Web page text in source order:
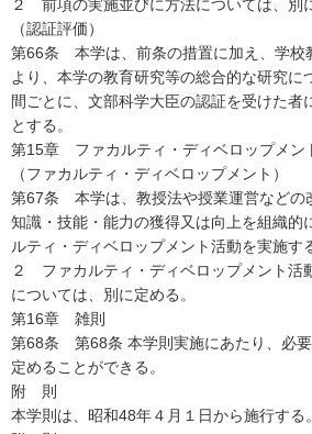
２ 前項の実施並びに方法については、別
（認証評価）
第66条 本学は、前条の措置に加え、学校
より、本学の教育研究等の総合的な研究に
間ごとに、文部科学大臣の認証を受けた者
とする。
第15章 ファカルティ・ディベロップメン
（ファカルティ・ディベロップメント）
第67条 本学は、教授法や授業運営などの
知識・技能・能力の獲得又は向上を組織的
ルティ・ディベロップメント活動を実施す
２ ファカルティ・ディベロップメント活
については、別に定める。
第16章 雑則
第68条 第68条 本学則実施にあたり、必
定めることができる。
附 則
本学則は、昭和48年４月１日から施行する。